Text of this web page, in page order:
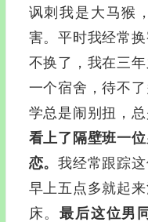
讽刺我是大马猴
害。平时我经常
不换了，我在三
一个宿舍，待不
学总是闹别扭，
看上了隔壁班一
恋。我经常跟踪
早上五点多就起
床。最后这位男